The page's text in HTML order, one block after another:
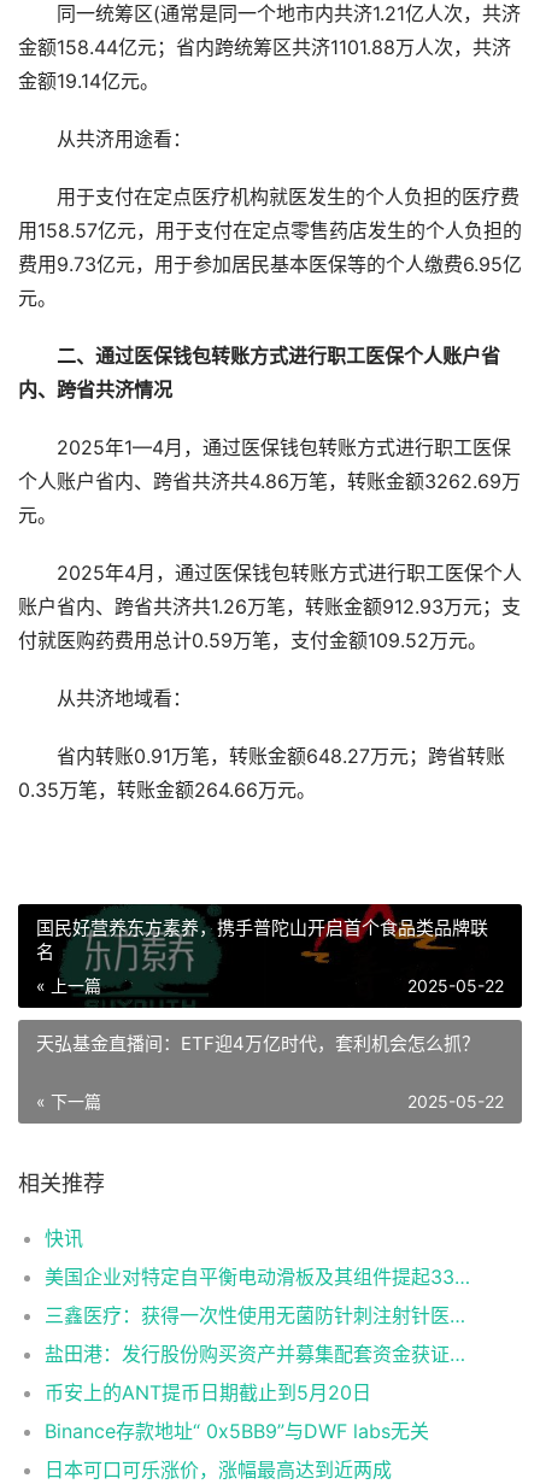
同一统筹区(通常是同一个地市内共济1.21亿人次，共济
金额158.44亿元；省内跨统筹区共济1101.88万人次，共济
金额19.14亿元。
从共济用途看：
用于支付在定点医疗机构就医发生的个人负担的医疗费
用158.57亿元，用于支付在定点零售药店发生的个人负担的
费用9.73亿元，用于参加居民基本医保等的个人缴费6.95亿
元。
二、通过医保钱包转账方式进行职工医保个人账户省
内、跨省共济情况
2025年1—4月，通过医保钱包转账方式进行职工医保
个人账户省内、跨省共济共4.86万笔，转账金额3262.69万
元。
2025年4月，通过医保钱包转账方式进行职工医保个人
账户省内、跨省共济共1.26万笔，转账金额912.93万元；支
付就医购药费用总计0.59万笔，支付金额109.52万元。
从共济地域看：
省内转账0.91万笔，转账金额648.27万元；跨省转账
0.35万笔，转账金额264.66万元。
国民好营养东方素养，携手普陀山开启首个食品类品牌联
名
« 上一篇 2025-05-22
天弘基金直播间：ETF迎4万亿时代，套利机会怎么抓？
« 下一篇 2025-05-22
相关推荐
快讯
美国企业对特定自平衡电动滑板及其组件提起337调查申请
三鑫医疗：获得一次性使用无菌防针刺注射针医疗器械注册证
盐田港：发行股份购买资产并募集配套资金获证监会同意注册批复
币安上的ANT提币日期截止到5月20日
Binance存款地址“ 0x5BB9”与DWF labs无关
日本可口可乐涨价，涨幅最高达到近两成